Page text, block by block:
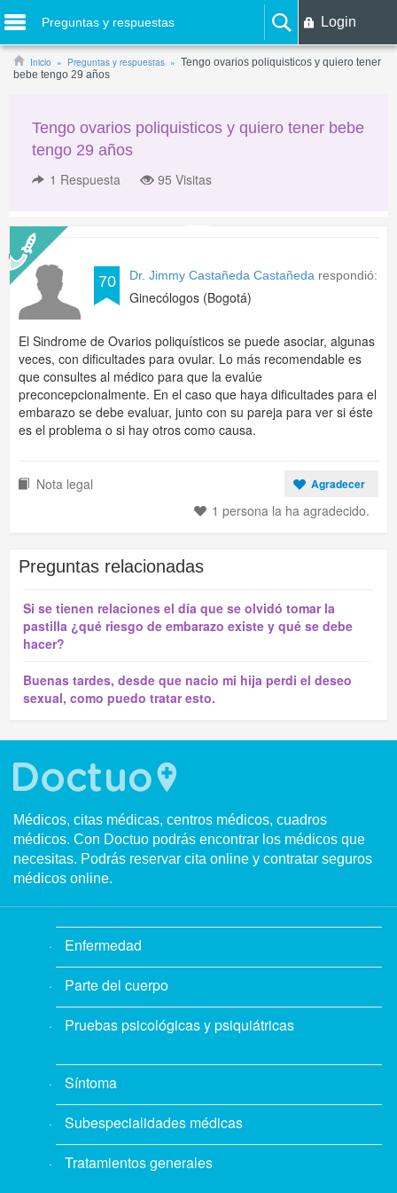
Preguntas y respuestas Login
Inicio Preguntas y respuestas
Tengo ovarios poliquisticos y quiero tener
bebe tengo 29 años
Tengo ovarios poliquisticos y quiero tener bebe
tengo 29 años
1 Respuesta 95 Visitas
70 Dr. Jimmy Castañeda Castañeda respondió:
Ginecólogos (Bogotá)
El Sindrome de Ovarios poliquísticos se puede asociar, algunas
veces, con dificultades para ovular. Lo más recomendable es
que consultes al médico para que la evalúe
preconcepcionalmente. En el caso que haya dificultades para el
embarazo se debe evaluar, junto con su pareja para ver si éste
es el problema o si hay otros como causa.
Nota legal Agradecer
1 persona la ha agradecido.
Preguntas relacionadas
Si se tienen relaciones el día que se olvidó tomar la
pastilla ¿qué riesgo de embarazo existe y qué se debe
hacer?
Buenas tardes, desde que nacio mi hija perdi el deseo
sexual, como puedo tratar esto.
Médicos, citas médicas, centros médicos, cuadros
médicos. Con Doctuo podrás encontrar los médicos que
necesitas. Podrás reservar cita online y contratar seguros
médicos online.
Enfermedad
Parte del cuerpo
Pruebas psicológicas y psiquiátricas
Síntoma
Subespecialidades médicas
Tratamientos generales